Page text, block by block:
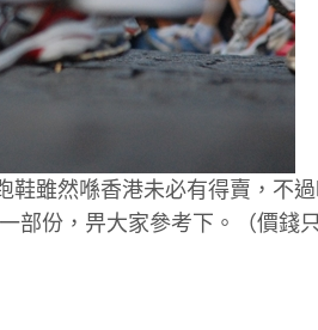
鞋雖然喺香港未必有得賣，不
部份，畀大家參考下。（價錢